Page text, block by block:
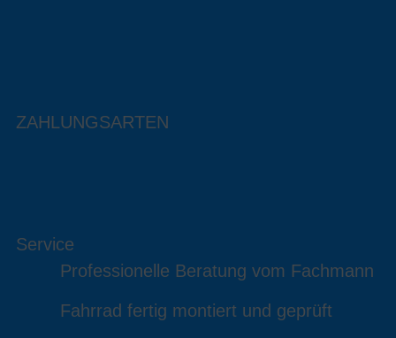
ZAHLUNGSARTEN
Service
Professionelle Beratung vom Fachmann
Fahrrad fertig montiert und geprüft